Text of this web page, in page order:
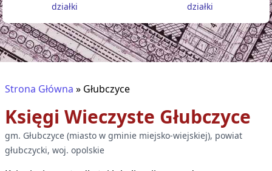
działki
działki
Strona Główna » Głubczyce
Księgi Wieczyste Głubczyce
gm. Głubczyce (miasto w gminie miejsko-wiejskiej), powiat
głubczycki, woj. opolskie